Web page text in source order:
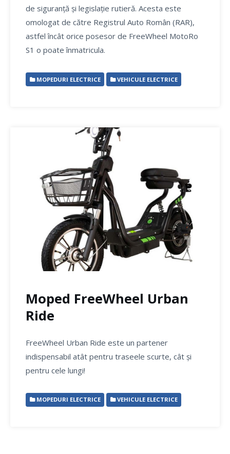
de siguranță și legislație rutieră. Acesta este
omologat de către Registrul Auto Român (RAR),
astfel încât orice posesor de FreeWheel MotoRo
S1 o poate înmatricula.
MOPEDURI ELECTRICE VEHICULE ELECTRICE
Moped FreeWheel Urban
Ride
FreeWheel Urban Ride este un partener
indispensabil atât pentru traseele scurte, cât și
pentru cele lungi!
MOPEDURI ELECTRICE VEHICULE ELECTRICE